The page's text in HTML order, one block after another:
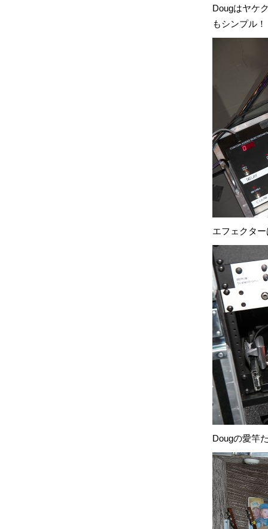
Dougはヤケ
もシンプル！
エフェクタ
Dougの愛竿